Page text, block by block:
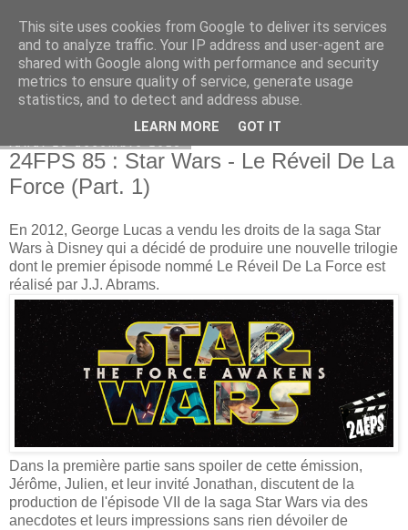
Bepod
24FPS 85 : Star Wars - Le Réveil De La
Force (Part. 1)
En 2012, George Lucas a vendu les droits de la saga Star
Wars à Disney qui a décidé de produire une nouvelle trilogie
dont le premier épisode nommé Le Réveil De La Force est
réalisé par J.J. Abrams.
Dans la première partie sans spoiler de cette émission,
Jérôme, Julien, et leur invité Jonathan, discutent de la
production de l'épisode VII de la saga Star Wars via des
anecdotes et leurs impressions sans rien dévoiler de
This site uses cookies from Google to deliver its services
and to analyze traffic. Your IP address and user-agent are
shared with Google along with performance and security
metrics to ensure quality of service, generate usage
statistics, and to detect and address abuse.
LEARN MORE GOT IT